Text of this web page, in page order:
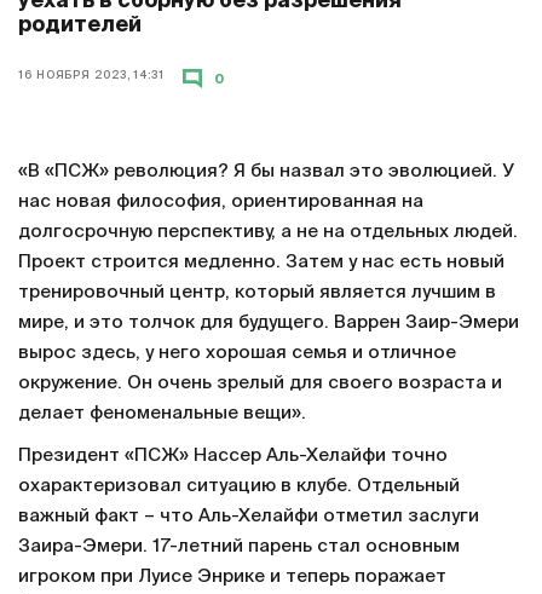
родителей
16 НОЯБРЯ 2023, 14:31 0
«В «ПСЖ» революция? Я бы назвал это эволюцией. У
нас новая философия, ориентированная на
долгосрочную перспективу, а не на отдельных людей.
Проект строится медленно. Затем у нас есть новый
тренировочный центр, который является лучшим в
мире, и это толчок для будущего. Варрен Заир-Эмери
вырос здесь, у него хорошая семья и отличное
окружение. Он очень зрелый для своего возраста и
делает феноменальные вещи».
Президент «ПСЖ» Нассер Аль-Хелайфи точно
охарактеризовал ситуацию в клубе. Отдельный
важный факт – что Аль-Хелайфи отметил заслуги
Заира-Эмери. 17-летний парень стал основным
игроком при Луисе Энрике и теперь поражает